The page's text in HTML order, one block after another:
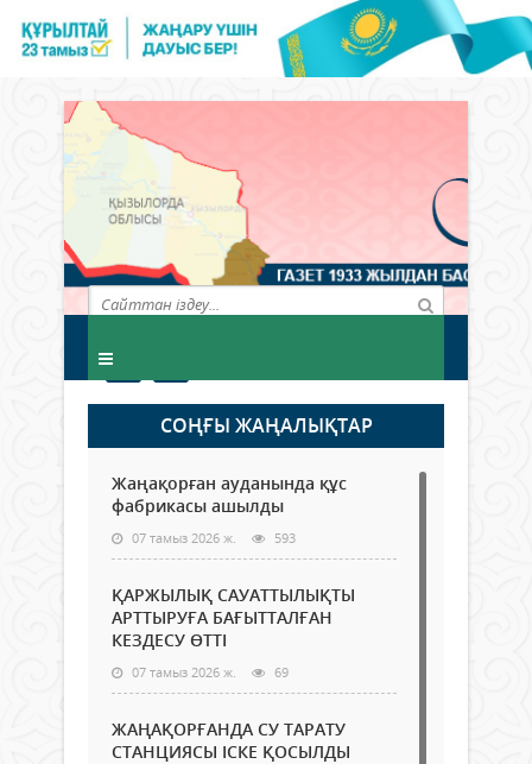
СОҢҒЫ ЖАҢАЛЫҚТАР
Жаңақорған ауданында құс
фабрикасы ашылды
07 тамыз 2026 ж. 593
ҚАРЖЫЛЫҚ САУАТТЫЛЫҚТЫ
АРТТЫРУҒА БАҒЫТТАЛҒАН
КЕЗДЕСУ ӨТТІ
07 тамыз 2026 ж. 69
ЖАҢАҚОРҒАНДА СУ ТАРАТУ
СТАНЦИЯСЫ ІСКЕ ҚОСЫЛДЫ